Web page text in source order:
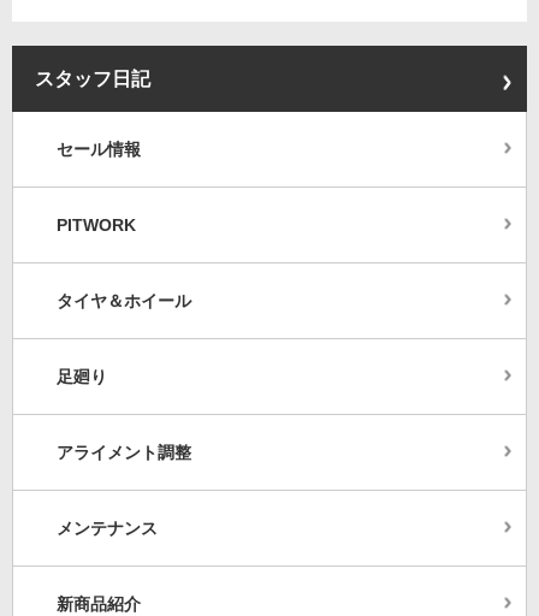
スタッフ日記
セール情報
PITWORK
タイヤ＆ホイール
足廻り
アライメント調整
メンテナンス
新商品紹介